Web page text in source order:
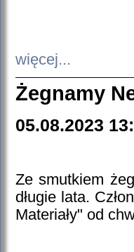
więcej...
Żegnamy
05.08.2023
Ze smutkiem
długie lata.
Materiały" od